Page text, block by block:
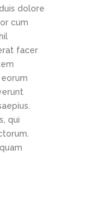
dolore
cum
facer
qui